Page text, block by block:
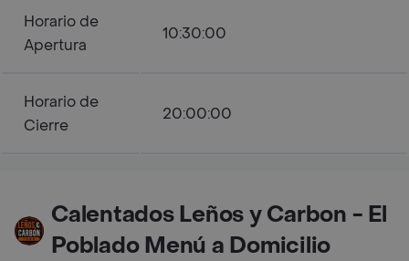
Horario de
Apertura
10:30:00
Horario de
Cierre
20:00:00
Calentados Leños y Carbon - El
Poblado Menú a Domicilio